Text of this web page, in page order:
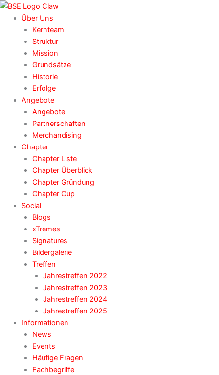
Zum
Inhalt
springen
Über Uns
Kernteam
Struktur
Mission
Grundsätze
Historie
Erfolge
Angebote
Angebote
Partnerschaften
Merchandising
Chapter
Chapter Liste
Chapter Überblick
Chapter Gründung
Chapter Cup
Social
Blogs
xTremes
Signatures
Bildergalerie
Treffen
Jahrestreffen 2022
Jahrestreffen 2023
Jahrestreffen 2024
Jahrestreffen 2025
Informationen
News
Events
Häufige Fragen
Fachbegriffe